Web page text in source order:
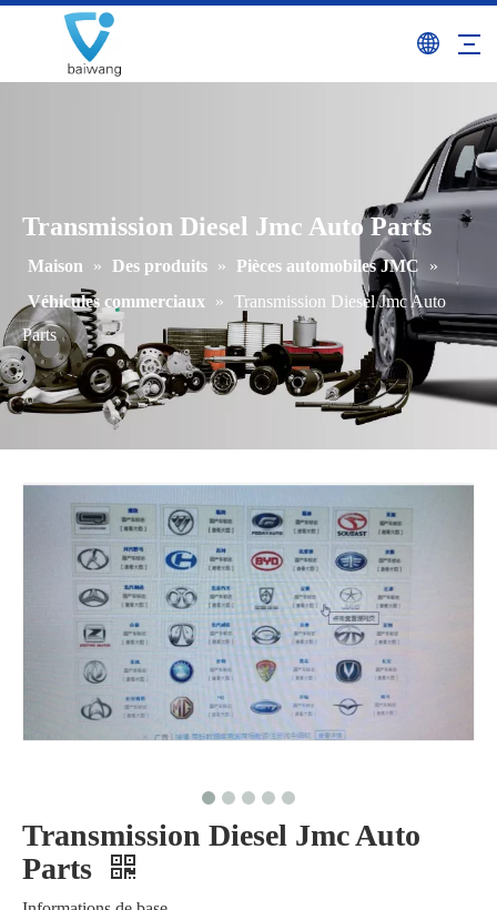
Transmission Diesel Jmc Auto Parts
Maison » Des produits » Pièces automobiles JMC
»
Véhicules commerciaux
» Transmission Diesel Jmc Auto
Parts
Transmission Diesel Jmc Auto
Parts